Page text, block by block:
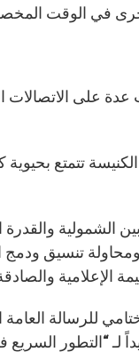
عدة على الاتصالات
تتمتع
الشمولية والقدرة
ومحاولة تنسيق
للرسالة العامة